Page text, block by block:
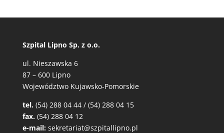
Szpital Lipno Sp. z o.o.
ul. Nieszawska 6
87 – 600 Lipno
Województwo Kujawsko-Pomorskie
tel. (54) 288 04 44 / (54) 288 04 15
fax. (54) 288 04 12
e-mail: sekretariat@szpitallipno.pl